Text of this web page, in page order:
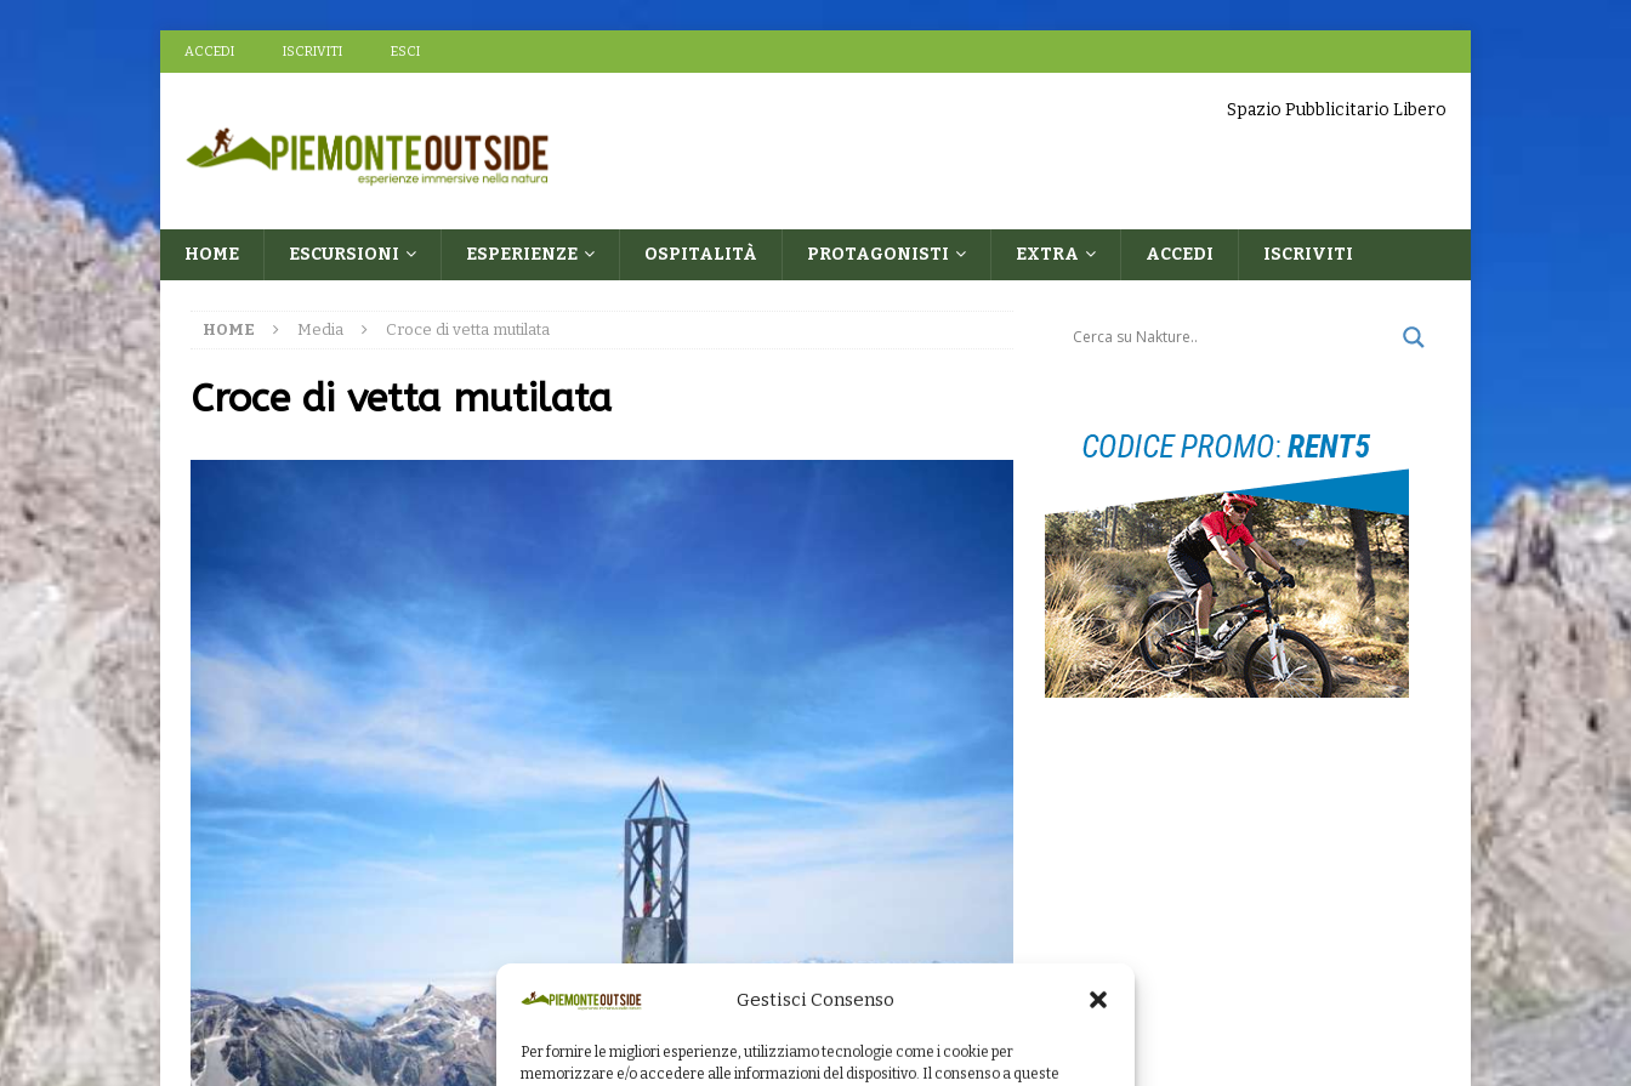
Gestisci Consenso
Per fornire le migliori esperienze, utilizziamo tecnologie come i cookie per
memorizzare e/o accedere alle informazioni del dispositivo. Il consenso a queste
ACCEDI ISCRIVITI ESCI
Spazio Pubblicitario Libero
HOME ESCURSIONI ESPERIENZE OSPITALITÀ PROTAGONISTI EXTRA ACCEDI ISCRIVITI
HOME Media Croce di vetta mutilata
Croce di vetta mutilata